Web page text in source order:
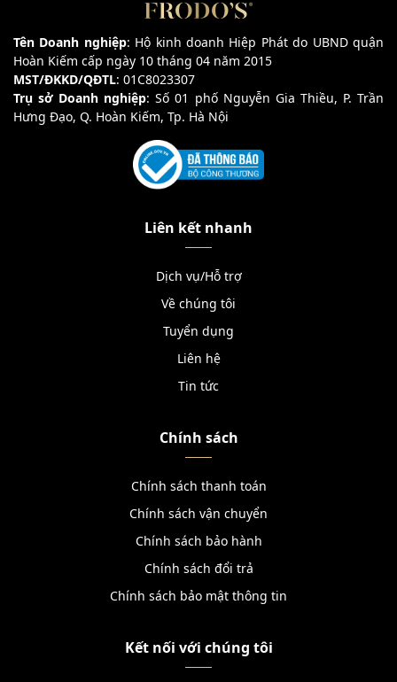
Tên Doanh nghiệp: Hộ kinh doanh Hiệp Phát do UBND quận
Hoàn Kiếm cấp ngày 10 tháng 04 năm 2015
MST/ĐKKD/QĐTL: 01C8023307
Trụ sở Doanh nghiệp: Số 01 phố Nguyễn Gia Thiều, P. Trần
Hưng Đạo, Q. Hoàn Kiếm, Tp. Hà Nội
Liên kết nhanh
Dịch vụ/Hỗ trợ
Về chúng tôi
Tuyển dụng
Liên hệ
Tin tức
Chính sách
Chính sách thanh toán
Chính sách vận chuyển
Chính sách bảo hành
Chính sách đổi trả
Chính sách bảo mật thông tin
Kết nối với chúng tôi